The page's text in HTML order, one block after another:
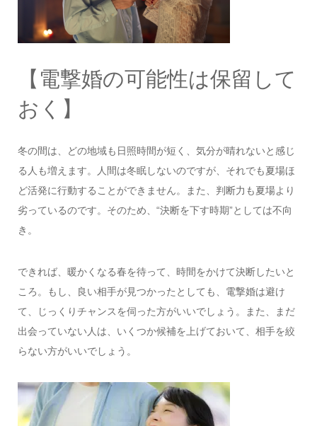
【電撃婚の可能性は保留して
おく】
冬の間は、どの地域も日照時間が短く、気分が晴れないと感じ
る人も増えます。人間は冬眠しないのですが、それでも夏場ほ
ど活発に行動することができません。また、判断力も夏場より
劣っているのです。そのため、“決断を下す時期”としては不向
き。
できれば、暖かくなる春を待って、時間をかけて決断したいと
ころ。もし、良い相手が見つかったとしても、電撃婚は避け
て、じっくりチャンスを伺った方がいいでしょう。また、まだ
出会っていない人は、いくつか候補を上げておいて、相手を絞
らない方がいいでしょう。